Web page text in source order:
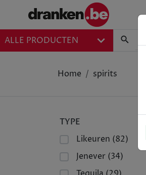
ALLE PRODUCTEN
Home spirits
TYPE
Likeuren (82)
Jenever (34)